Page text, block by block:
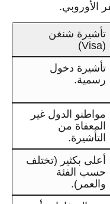
الأوروبي.
تأشيرة شنغن
(Visa)
تأشيرة دخول
رسمية.
مواطنو الدول غير
المعفاة من
التأشيرة.
أعلى بكثير (تختلف
حسب الفئة
والعمر).